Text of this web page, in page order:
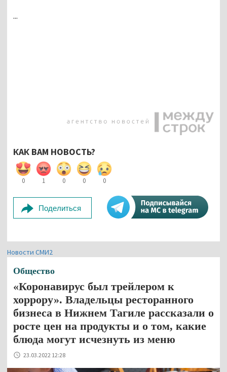
...
КАК ВАМ НОВОСТЬ?
0 1 0 0 0
Поделиться
Новости СМИ2
Общество
«Коронавирус был трейлером к
хоррору». Владельцы ресторанного
бизнеса в Нижнем Тагиле рассказали о
росте цен на продукты и о том, какие
блюда могут исчезнуть из меню
23.03.2022 12:28